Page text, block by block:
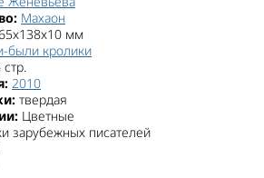
Махаон
мм
были кролики
стр.
2010
твердая
Цветные
зарубежных писателей